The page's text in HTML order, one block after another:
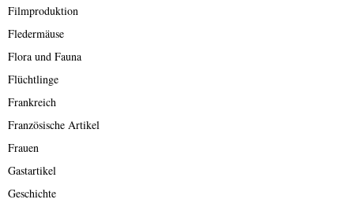
Filmproduktion
Fledermäuse
Flora und Fauna
Flüchtlinge
Frankreich
Französische Artikel
Frauen
Gastartikel
Geschichte